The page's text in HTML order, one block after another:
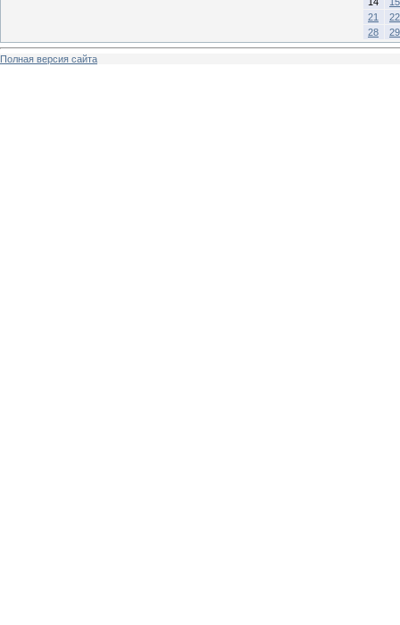
21
22
28
29
Полная версия сайта